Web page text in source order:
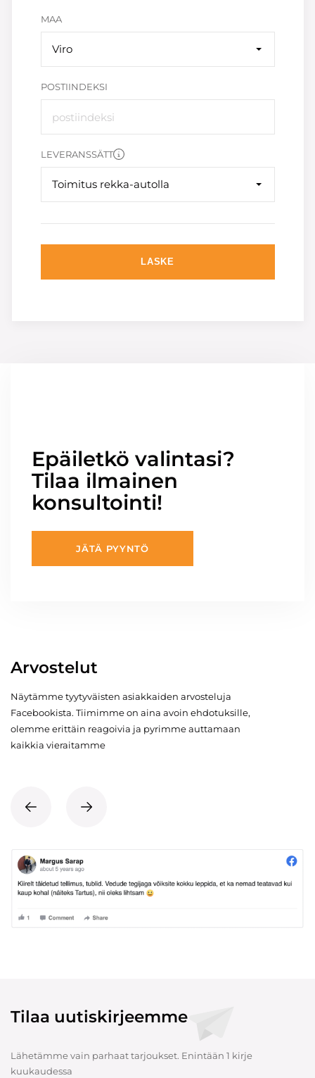
MAA
Viro
POSTIINDEKSI
LEVERANSSÄTT
Toimitus rekka-autolla
LASKE
Epäiletkö valintasi?
Tilaa ilmainen
konsultointi!
JÄTÄ PYYNTÖ
Arvostelut
Näytämme tyytyväisten asiakkaiden arvosteluja
Facebookista. Tiimimme on aina avoin ehdotuksille,
olemme erittäin reagoivia ja pyrimme auttamaan
kaikkia vieraitamme
Tilaa uutiskirjeemme
Lähetämme vain parhaat tarjoukset. Enintään 1 kirje
kuukaudessa